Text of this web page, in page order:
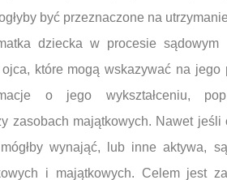
być przeznaczone na
dziecka w procesie sądowym
które mogą wskazywać na
o jego wykształceniu,
zasobach majątkowych. Nawet
wynająć, lub inne aktywa,
i majątkowych. Celem jest